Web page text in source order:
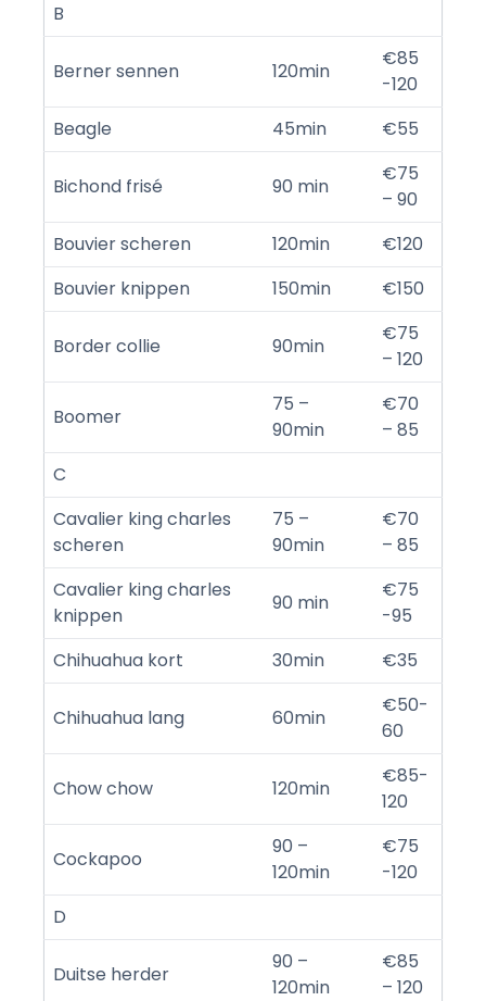
B
Berner sennen 120min
€85
-120
Beagle
45min €55
Bichond frisé 90 min
€75
– 90
Bouvier scheren
120min
€120
Bouvier knippen
150min €150
Border collie 90min
€75
– 120
Boomer
75 –
90min
€70
– 85
C
Cavalier king charles
scheren
75 –
90min
€70
– 85
Cavalier king charles
knippen
90 min
€75
-95
Chihuahua kort
30min €35
Chihuahua lang 60min
€50-
60
Chow chow 120min
€85-
120
Cockapoo
90 –
120min
€75
-120
D
Duitse herder
90 –
120min
€85
– 120